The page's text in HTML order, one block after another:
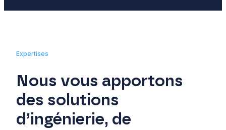
Expertises
Nous vous apportons
des solutions
d’ingénierie, de